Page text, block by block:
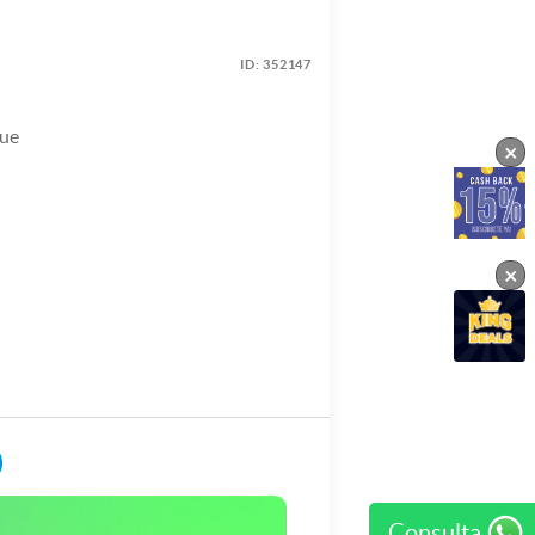
ID:352147
×
×